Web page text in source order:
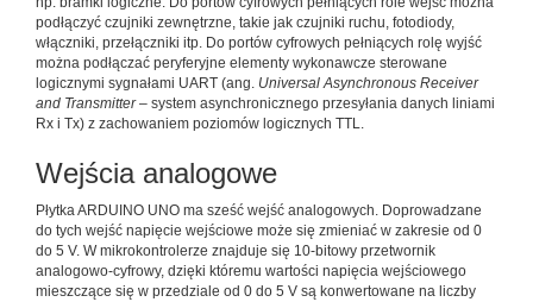
podłączyć czujniki zewnętrzne, takie jak czujniki ruchu, fotodiody,
włączniki, przełączniki itp. Do portów cyfrowych pełniących rolę wyjść
można podłączać peryferyjne elementy wykonawcze sterowane
logicznymi sygnałami UART (ang. Universal Asynchronous Receiver
and Transmitter– system asynchronicznego przesyłania danych liniami
Rx i Tx) z zachowaniem poziomów logicznych TTL.
Wejścia analogowe
Płytka ARDUINO UNO ma sześć wejść analogowych. Doprowadzane
do tych wejść napięcie wejściowe może się zmieniać w zakresie od 0
do 5 V. W mikrokontrolerze znajduje się 10-bitowy przetwornik
analogowo-cyfrowy, dzięki któremu wartości napięcia wejściowego
mieszczące się w przedziale od 0 do 5 V są konwertowane na liczby